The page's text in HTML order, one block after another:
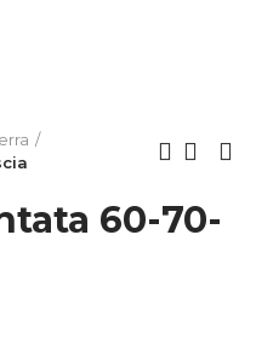
60-70-